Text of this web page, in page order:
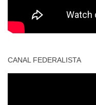
CANAL FEDERALISTA